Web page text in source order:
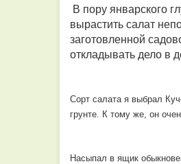
В пору январского
вырастить салат
заготовленной
откладывать дело в
Сорт салата я выбрал
грунте. К тому же, он
Насыпал в ящик